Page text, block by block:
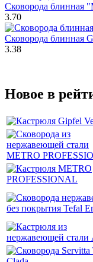
Сковорода блинная
3.70
Сковорода блинная
3.38
Новое в